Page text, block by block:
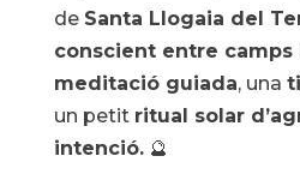
de Santa Llogaia del
conscient entre camps
meditació guiada, una
un petit ritual solar
intenció.🔮